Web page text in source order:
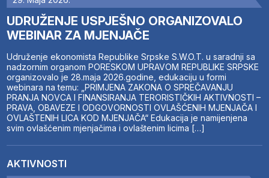
UDRUŽENJE USPJEŠNO ORGANIZOVALO
WEBINAR ZA MJENJAČE
Udruženje ekonomista Republike Srpske S.W.O.T. u saradnji sa
nadzornim organom PORESKOM UPRAVOM REPUBLIKE SRPSKE
organizovalo je 28.maja 2026.godine, edukaciju u formi
webinara na temu: „PRIMJENA ZAKONA O SPREČAVANJU
PRANJA NOVCA I FINANSIRANJA TERORISTIČKIH AKTIVNOSTI –
PRAVA, OBAVEZE I ODGOVORNOSTI OVLAŠĆENIH MJENJAČA I
OVLAŠTENIH LICA KOD MJENJAČA“ Edukacija je namijenjena
svim ovlašćenim mjenjačima i ovlaštenim licima […]
AKTIVNOSTI